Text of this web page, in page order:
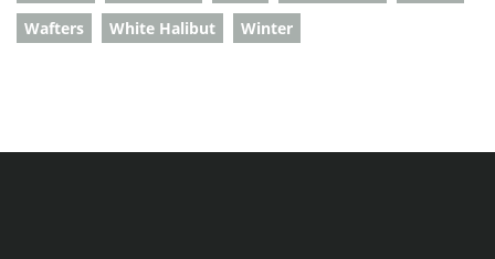
Wafters
White Halibut Winter